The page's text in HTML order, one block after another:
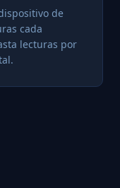
de
cada
lecturas por